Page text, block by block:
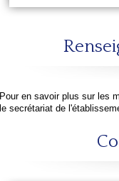
Pour en savoir plus sur les
le secrétariat de